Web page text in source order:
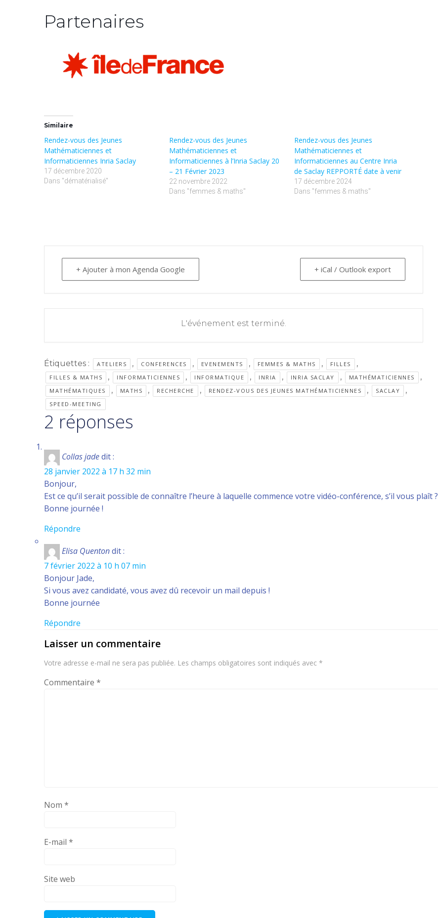
Partenaires
Similaire
Rendez-vous des Jeunes
Mathématiciennes et
Informaticiennes Inria Saclay
17 décembre 2020
Dans "dématérialisé"
Rendez-vous des Jeunes
Mathématiciennes et
Informaticiennes à l’Inria Saclay 20
– 21 Février 2023
22 novembre 2022
Dans "femmes & maths"
Rendez-vous des Jeunes
Mathématiciennes et
Informaticiennes au Centre Inria
de Saclay REPPORTÉ date à venir
17 décembre 2024
Dans "femmes & maths"
+ Ajouter à mon Agenda Google + iCal / Outlook export
L'événement est terminé.
Étiquettes : ATELIERS , CONFERENCES , EVENEMENTS , FEMMES & MATHS , FILLES ,
FILLES & MATHS , INFORMATICIENNES , INFORMATIQUE , INRIA , INRIA SACLAY , MATHÉMATICIENNES ,
MATHÉMATIQUES , MATHS , RECHERCHE , RENDEZ-VOUS DES JEUNES MATHÉMATICIENNES , SACLAY ,
SPEED-MEETING
2 réponses
Collas jadedit :
28 janvier 2022 à 17 h 32 min
Bonjour,
Est ce qu’il serait possible de connaître l’heure à laquelle commence votre vidéo-conférence, s’il vous plaît ?
Bonne journée !
Répondre
Elisa Quentondit :
7 février 2022 à 10 h 07 min
Bonjour Jade,
Si vous avez candidaté, vous avez dû recevoir un mail depuis !
Bonne journée
Répondre
Laisser un commentaire
Votre adresse e-mail ne sera pas publiée. Les champs obligatoires sont indiqués avec *
Commentaire *
Nom *
E-mail *
Site web